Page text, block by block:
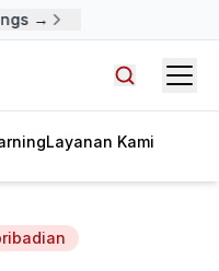
→
Layanan Kami